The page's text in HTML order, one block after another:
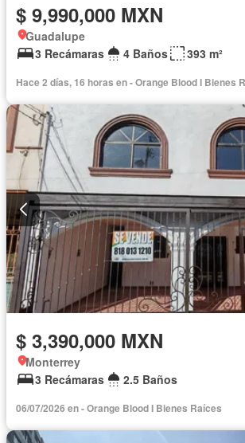
$ 9,990,000 MXN
Guadalupe
3 Recámaras
4 Baños 393 m²
Hace 2 días, 16 horas en - Orange Blood I Bienes
$ 3,390,000 MXN
Monterrey
3 Recámaras
2.5 Baños
06/07/2026 en - Orange Blood I Bienes Raíces